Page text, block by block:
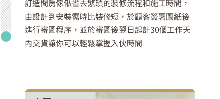
訂造間房傢俬省去繁瑣的裝修流程和施工時間，
由設計到安裝需時比裝修短，於顧客簽署圖紙後
進行審圖程序，並於審圖後翌日起計30個工作天
內交貨讓你可以輕鬆掌握入伙時間